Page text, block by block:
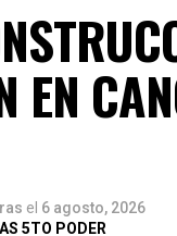
EN
el 6 agosto, 2026
5TO PODER